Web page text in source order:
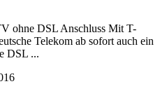
ohne DSL Anschluss Mit T-
Telekom ab sofort auch ein
DSL ...